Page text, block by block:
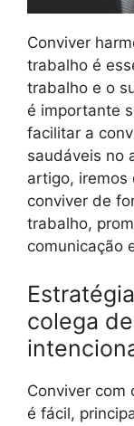
Conviver
trabalho é
trabalho e o
é importante
facilitar a
saudáveis no
artigo, iremos
conviver de
trabalho,
comunicação
colega
Conviver com
é fácil,